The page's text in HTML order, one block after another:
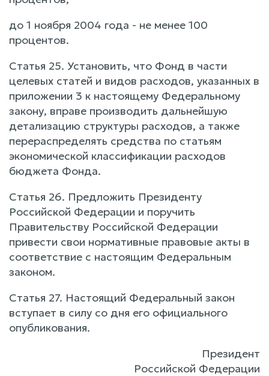
до 1 ноября 2004 года - не менее 100
процентов.
Статья 25. Установить, что Фонд в части
целевых статей и видов расходов, указанных в
приложении 3 к настоящему Федеральному
закону, вправе производить дальнейшую
детализацию структуры расходов, а также
перераспределять средства по статьям
экономической классификации расходов
бюджета Фонда.
Статья 26. Предложить Президенту
Российской Федерации и поручить
Правительству Российской Федерации
привести свои нормативные правовые акты в
соответствие с настоящим Федеральным
законом.
Статья 27. Настоящий Федеральный закон
вступает в силу со дня его официального
опубликования.
Президент
Российской Федерации